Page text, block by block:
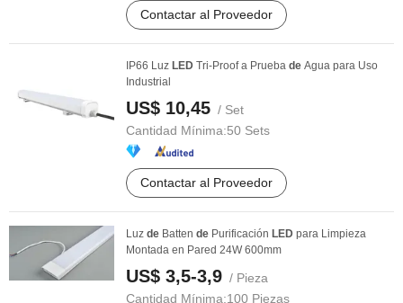
Contactar al Proveedor
IP66 Luz LED Tri-Proof a Prueba de Agua para Uso
Industrial
US$ 10,45 / Set
Cantidad Mínima:50 Sets
Contactar al Proveedor
Luz de Batten de Purificación LED para Limpieza
Montada en Pared 24W 600mm
US$ 3,5-3,9 / Pieza
Cantidad Mínima:100 Piezas